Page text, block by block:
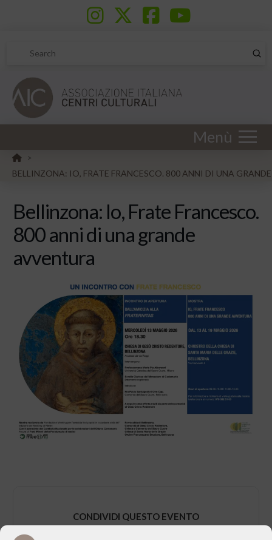
Search
Menù
HOME
>
BELLINZONA: IO, FRATE FRANCESCO. 800 ANNI DI UNA
Bellinzona: Io, Frate Francesco.
800 anni di una grande
avventura
CONDIVIDI QUESTO EVENTO